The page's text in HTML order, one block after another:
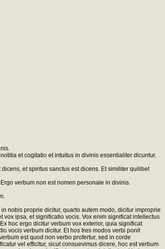
et cogitatio et intuitus in divinis essentialiter dicuntur.
et spiritus sanctus est dicens. Et similiter quilibet
verbum non est nomen personale in divinis.
nobis proprie dicitur, quarto autem modo, dicitur improprie
ipsa, et significatio vocis. Vox enim significat intellectus
hoc ergo dicitur verbum vox exterior, quia significat
vocis verbum dicitur. Et hos tres modos verbi ponit
est quod non verbo profertur, sed in corde
vel efficitur, sicut consuevimus dicere, hoc est verbum